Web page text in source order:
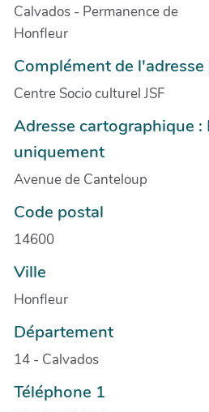
Calvados - Permanence de
Honfleur
Complément de
Centre Socio culturel JSF
Adresse cartographique :
uniquement
Avenue de Canteloup
Code postal
14600
Ville
Honfleur
Département
14 - Calvados
Téléphone 1